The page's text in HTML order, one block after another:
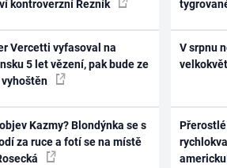
kontroverzní Řezník
Vercetti vyfasoval na
5 let vězení, pak bude ze
Kazmy? Blondýnka se s
za ruce a fotí se na místě
V srpnu